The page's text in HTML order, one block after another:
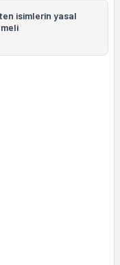
isimlerin yasal